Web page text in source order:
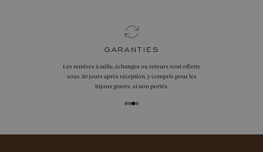
garanties
Les remises à taille, échanges ou retours sont offerts
sous 30 jours après réception, y compris pour les
bijoux gravés, si non portés.